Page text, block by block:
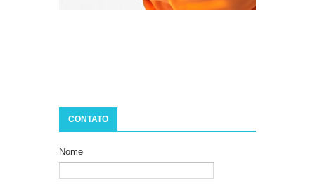
CONTATO
Nome